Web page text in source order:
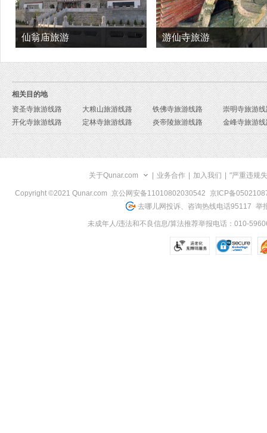
仙翁庙旅游 游仙寺旅游
相关目的地
资圣寺旅游线路
大粮山旅游线路 铁佛寺旅游线路
崇明寺旅游
开化寺旅游线路
定林寺旅游线路 炎帝陵旅游线路 金峰寺旅游
关于Qunar.com 业务合作 加入我们 "严重违规
Copyright ©2021 Qunar.com 京公网安备11010802030542
京ICP备
去哪儿网投诉、咨询热线电话95117 举
未成年人/违法和不良信息/算法推荐举报电话：010-